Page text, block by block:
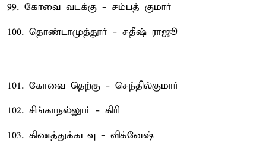
99. கோவை வடக்கு - சம்பத் குமார்
100. தொண்டாமுத்தூர் - சதீஷ் ராஜூ
101. கோவை தெற்கு - செந்தில்குமார்
102. சிங்காநல்லூர் - கிரி
103. கிணத்துக்கடவு - விக்னேஷ்